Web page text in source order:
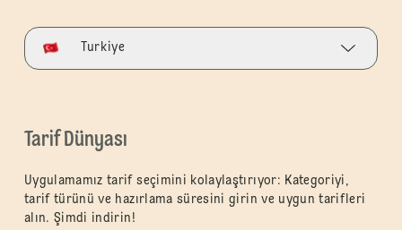
Turkiye
Tarif Dünyası
Uygulamamız tarif seçimini kolaylaştırıyor: Kategoriyi,
tarif türünü ve hazırlama süresini girin ve uygun tarifleri
alın. Şimdi indirin!